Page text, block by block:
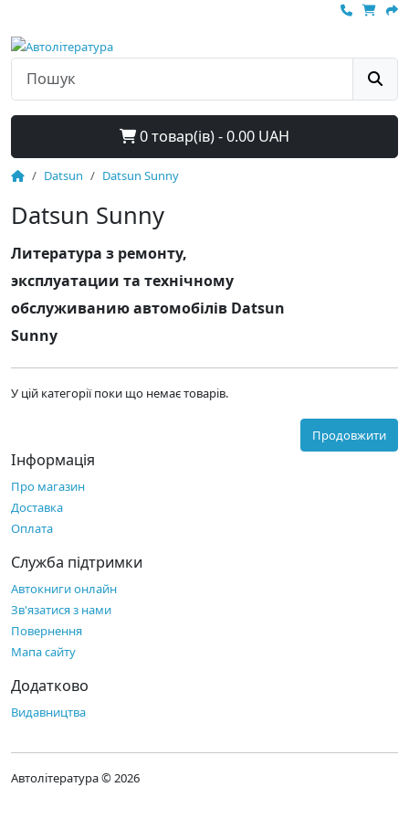
0 товар(ів) - 0.00 UAH
Datsun Datsun Sunny
Datsun Sunny
Литература з ремонту,
эксплуатации та технічному
обслуживанию автомобілів Datsun
Sunny
У цій категорії поки що немає товарів.
Продовжити
Інформація
Про магазин
Доставка
Оплата
Служба підтримки
Автокниги онлайн
Зв'язатися з нами
Повернення
Мапа сайту
Додатково
Видавництва
Автолітература © 2026